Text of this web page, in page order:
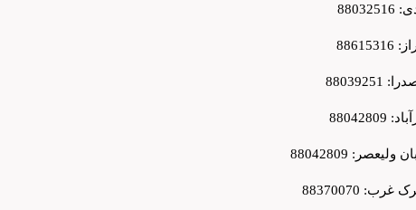
88039251
88042809
ولیعصر: 88042809
88370070